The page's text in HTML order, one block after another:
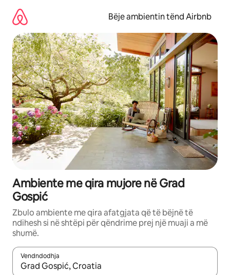
përmbajtja
Bëje ambientin tënd Airbnb
Ambiente me qira mujore në Grad
Gospić
Zbulo ambiente me qira afatgjata që të bëjnë të
ndihesh si në shtëpi për qëndrime prej një muaji a më
shumë.
Vendndodhja
Kur rezultatet të jenë të disponueshme, lëviz me butonat e